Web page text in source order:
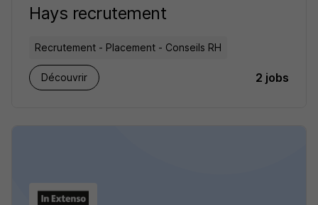
Hays recrutement
Recrutement - Placement - Conseils RH
Découvrir 2 jobs